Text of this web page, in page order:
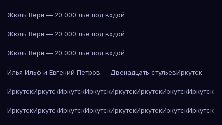
Жюль Верн — 20 000 лье под водой
Жюль Верн — 20 000 лье под водой
Жюль Верн — 20 000 лье под водой
Илья Ильф и Евгений Петров — Двенадцать стульевИркутск
ИркутскИркутскИркутскИркутскИркутскИркутскИркутскИркутск
ИркутскИркутскИркутскИркутскИркутскИркутскИркутскИркутск